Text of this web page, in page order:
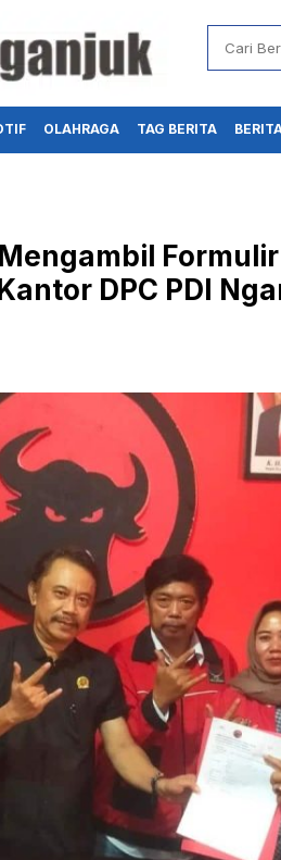
OLAHRAGA TAG BERITA
DPC PDI